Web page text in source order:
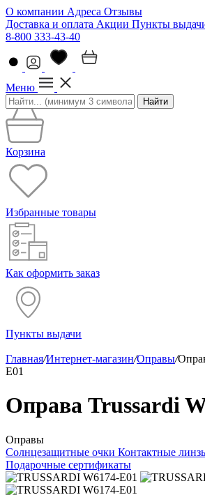
О компании Адреса Отзывы
Доставка и оплата Акции Пункты
8-800 333-43-40
Меню
Найти
Корзина
Избранные товары
Как оформить заказ
Пункты выдачи
Главная/Интернет-магазин/Оправы/
E01
Оправа Trussardi
Оправы
Солнцезащитные очки Контактные
Подарочные сертификаты